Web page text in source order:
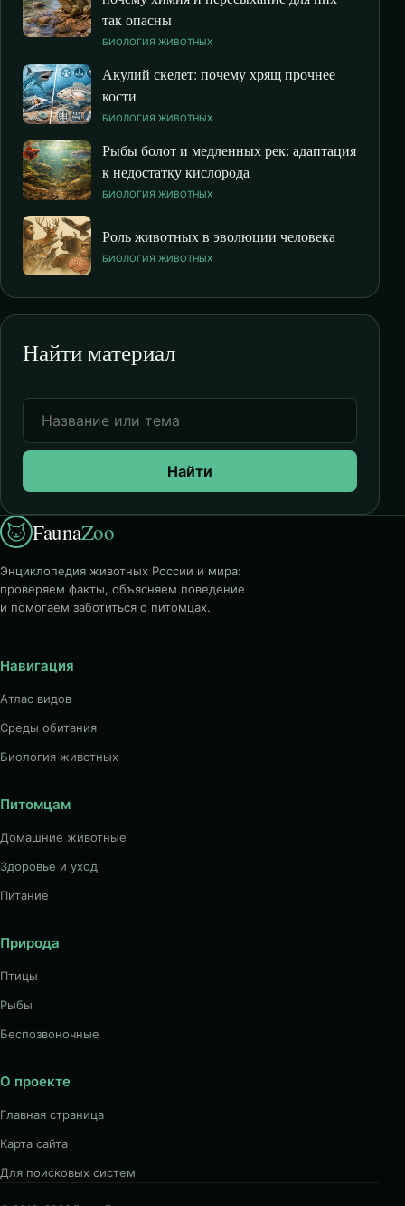
так опасны
БИОЛОГИЯ ЖИВОТНЫХ
Акулий скелет: почему хрящ прочнее
кости
БИОЛОГИЯ ЖИВОТНЫХ
Рыбы болот и медленных рек: адаптация
к недостатку кислорода
БИОЛОГИЯ ЖИВОТНЫХ
Роль животных в эволюции человека
БИОЛОГИЯ ЖИВОТНЫХ
Найти материал
Найти
FaunaZoo
Энциклопедия животных России и мира:
проверяем факты, объясняем поведение
и помогаем заботиться о питомцах.
Навигация
Атлас видов
Среды обитания
Биология животных
Питомцам
Домашние животные
Здоровье и уход
Питание
Природа
Птицы
Рыбы
Беспозвоночные
О проекте
Главная страница
Карта сайта
Для поисковых систем